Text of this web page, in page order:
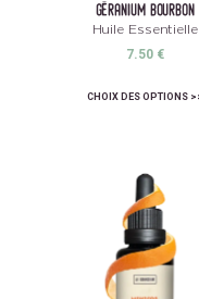
géranium bourbon
Huile Essentielle
7.50 €
CHOIX DES OPTIONS